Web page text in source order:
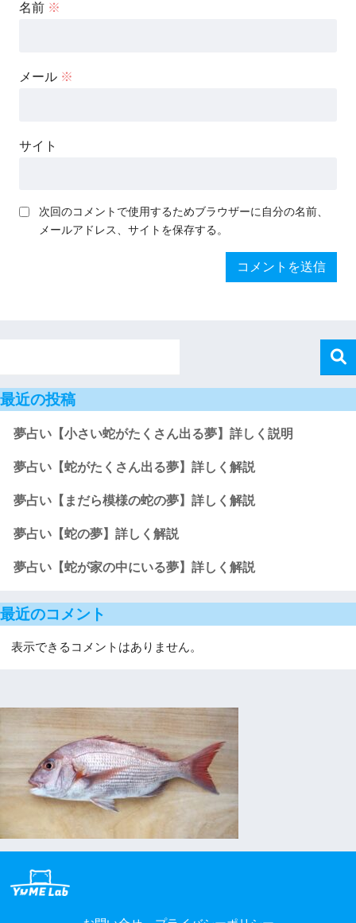
名前 ※
メール ※
サイト
次回のコメントで使用するためブラウザーに自分の名前、
メールアドレス、サイトを保存する。
最近の投稿
夢占い【小さい蛇がたくさん出る夢】詳しく説明
夢占い【蛇がたくさん出る夢】詳しく解説
夢占い【まだら模様の蛇の夢】詳しく解説
夢占い【蛇の夢】詳しく解説
夢占い【蛇が家の中にいる夢】詳しく解説
最近のコメント
表示できるコメントはありません。